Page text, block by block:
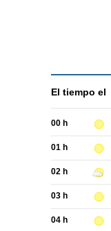
El tiempo el
00 h
01 h
02 h
03 h
04 h